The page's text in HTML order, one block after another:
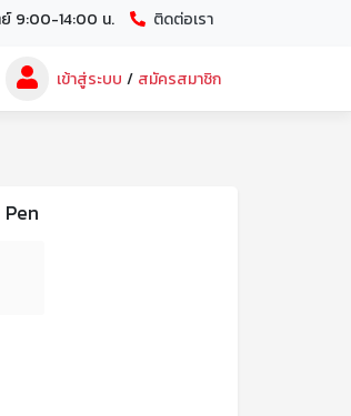
ย์ 9:00-14:00 น. ติดต่อเรา
เข้าสู่ระบบ / สมัครสมาชิก